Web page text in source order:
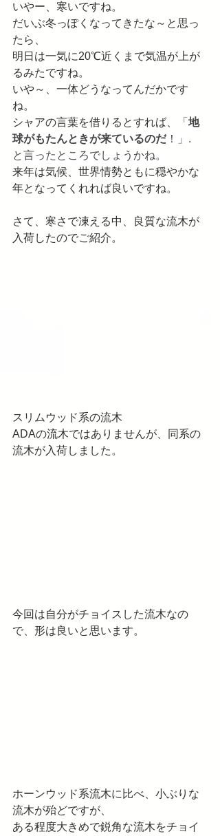
いやー、寒いですね。
だいぶ冬っぽくなってきたな～と思っ
たら、
明日は一気に20℃近くまで気温が上が
るみたですね。
いや～、一体どうなってんだかです
ね。
シャアの言葉を借りるとすれば、
「 地
球がもたんときが来ているのだ ！」.
と言ったところでしょうかね。
来年は気候、世界情勢ともに穏やかな
年となってくれれば良いですね。
さて、寒さで凍える中、良質な流木が
入荷したのでご紹介。
スリムウッド系の流木
ADAの流木ではありませんが、同系の
流木が入荷しました。
今回は自分がチョイスした流木なの
で、形は良いと思います。
ホーンウッド系流木に比べ、小ぶりな
流木が殆どですが、
ある程度大きめで鋭角な流木をチョイ